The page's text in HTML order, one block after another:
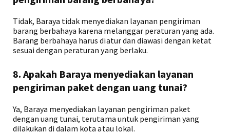
Tidak, Baraya tidak menyediakan layanan pengiriman
barang berbahaya karena melanggar peraturan yang ada.
Barang berbahaya harus diatur dan diawasi dengan ketat
sesuai dengan peraturan yang berlaku.
8. Apakah Baraya menyediakan layanan
pengiriman paket dengan uang tunai?
Ya, Baraya menyediakan layanan pengiriman paket
dengan uang tunai, terutama untuk pengiriman yang
dilakukan di dalam kota atau lokal.